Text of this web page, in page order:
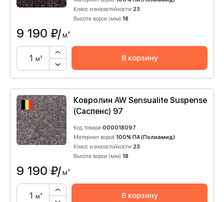
Класс износостойкости:23
Высота ворса (мм):18
9 190 ₽/м²
м² В корзину
Ковролин AW Sensualite Suspense
(Саспенс) 97
Код товара:000018097
Материал ворса:100% ПА (Полиамид)
Класс износостойкости:23
Высота ворса (мм):18
9 190 ₽/м²
м² В корзину